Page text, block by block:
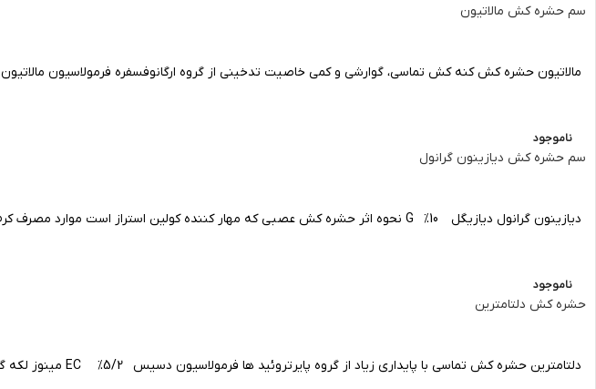
سم حشره کش مالاتیون
مالاتیون حشره کش کنه کش تماسی، گوارشی و کمی خاصیت تدخینی از گروه ارگانوفسفره فرمولاسیون مالاتیون 57% EC نحوه
ناموجود
سم حشره کش دیازینون گرانول
دیازینون گرانول دیازیگل 10% G نحوه اثر حشره کش عصبی که مهار کننده کولین استراز است موارد مصرف کرم
ناموجود
حشره کش دلتامترین
دلتامترین حشره کش تماسی با پایداری زیاد از گروه پایرتروئید ها فرمولاسیون دسیس 5/2% EC مینوز لکه گرد و